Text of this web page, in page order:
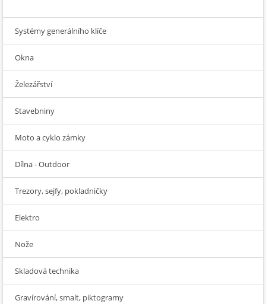
Systémy generálního klíče
Okna
Železářství
Stavebniny
Moto a cyklo zámky
Dílna - Outdoor
Trezory, sejfy, pokladničky
Elektro
Nože
Skladová technika
Gravírování, smalt, piktogramy